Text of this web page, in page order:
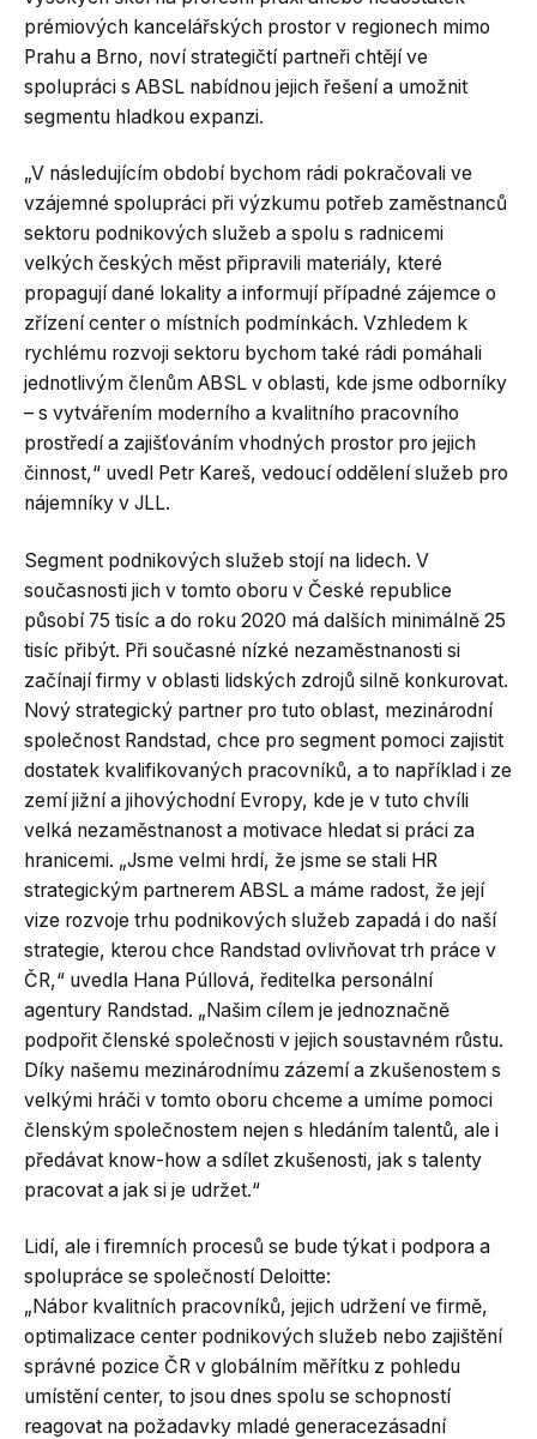
prémiových kancelářských prostor v regionech mimo
Prahu a Brno, noví strategičtí partneři chtějí ve
spolupráci s ABSL nabídnou jejich řešení a umožnit
segmentu hladkou expanzi.
„V následujícím období bychom rádi pokračovali ve
vzájemné spolupráci při výzkumu potřeb zaměstnanců
sektoru podnikových služeb a spolu s radnicemi
velkých českých měst připravili materiály, které
propagují dané lokality a informují případné zájemce o
zřízení center o místních podmínkách. Vzhledem k
rychlému rozvoji sektoru bychom také rádi pomáhali
jednotlivým členům ABSL v oblasti, kde jsme odborníky
– s vytvářením moderního a kvalitního pracovního
prostředí a zajišťováním vhodných prostor pro jejich
činnost,“ uvedl Petr Kareš, vedoucí oddělení služeb pro
nájemníky v JLL.
Segment podnikových služeb stojí na lidech. V
současnosti jich v tomto oboru v České republice
působí 75 tisíc a do roku 2020 má dalších minimálně 25
tisíc přibýt. Při současné nízké nezaměstnanosti si
začínají firmy v oblasti lidských zdrojů silně konkurovat.
Nový strategický partner pro tuto oblast, mezinárodní
společnost Randstad, chce pro segment pomoci zajistit
dostatek kvalifikovaných pracovníků, a to například i ze
zemí jižní a jihovýchodní Evropy, kde je v tuto chvíli
velká nezaměstnanost a motivace hledat si práci za
hranicemi. „Jsme velmi hrdí, že jsme se stali HR
strategickým partnerem ABSL a máme radost, že její
vize rozvoje trhu podnikových služeb zapadá i do naší
strategie, kterou chce Randstad ovlivňovat trh práce v
ČR,“ uvedla Hana Púllová, ředitelka personální
agentury Randstad. „Našim cílem je jednoznačně
podpořit členské společnosti v jejich soustavném růstu.
Díky našemu mezinárodnímu zázemí a zkušenostem s
velkými hráči v tomto oboru chceme a umíme pomoci
členským společnostem nejen s hledáním talentů, ale i
předávat know-how a sdílet zkušenosti, jak s talenty
pracovat a jak si je udržet.“
Lidí, ale i firemních procesů se bude týkat i podpora a
spolupráce se společností Deloitte:
„Nábor kvalitních pracovníků, jejich udržení ve firmě,
optimalizace center podnikových služeb nebo zajištění
správné pozice ČR v globálním měřítku z pohledu
umístění center, to jsou dnes spolu se schopností
reagovat na požadavky mladé generacezásadní